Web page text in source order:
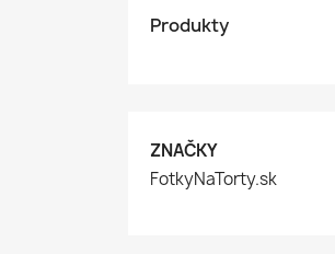
Produkty
ZNAČKY
FotkyNaTorty.sk